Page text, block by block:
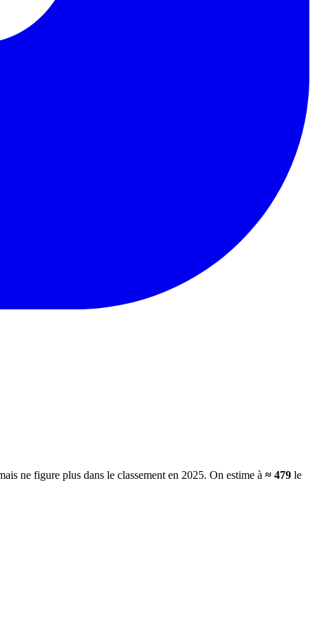
ne figure plus dans le classement en 2025. On estime à ≈ 479 le